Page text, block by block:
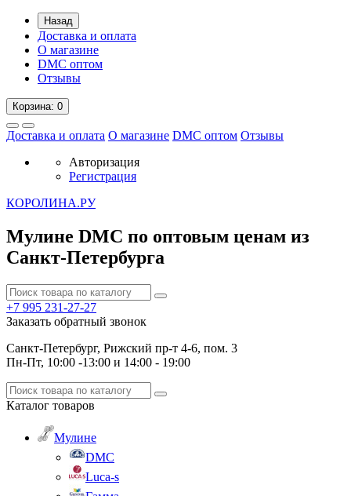
Назад
Доставка и оплата
О магазине
DMC оптом
Отзывы
Корзина: 0
Доставка и оплата О магазине DMC оптом Отзывы
Авторизация
Регистрация
КОРОЛИНА.РУ
Мулине DMC по оптовым ценам из
Санкт-Петербурга
+7 995 231-27-27
Заказать обратный звонок
Санкт-Петербург, Рижский пр-т 4-6, пом. 3
Пн-Пт, 10:00 -13:00 и 14:00 - 19:00
Каталог товаров
Мулине
DMC
Luca-s